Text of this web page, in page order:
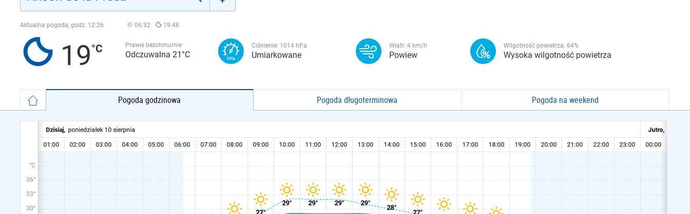
Aktualna pogoda, godz. 12:26 06:32 19:48
19 Prawie bezchmurnie
Odczuwalna 21°C
Ciśnienie: 1014 hPa
Umiarkowane
Wiatr: 4 km/h
Powiew
Wilgotność powietrza: 64%
Wysoka wilgotność powietrza
Pogoda godzinowa Pogoda długoterminowa Pogoda na weekend
°C
36°
33°
30°